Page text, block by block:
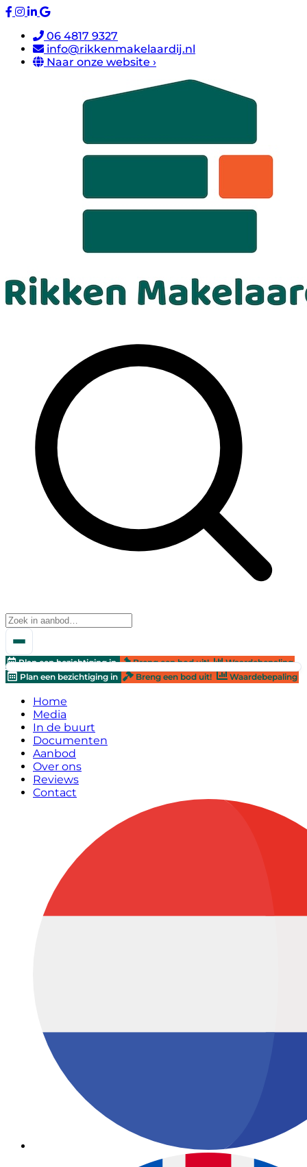
06 4817 9327
info@rikkenmakelaardij.nl
Naar onze website ›
Plan een bezichtiging in Breng een bod uit!
Waardebepaling
Plan een bezichtiging in
Breng een bod uit! Waardebepaling
Home
Media
In de buurt
Documenten
Aanbod
Over ons
Reviews
Contact